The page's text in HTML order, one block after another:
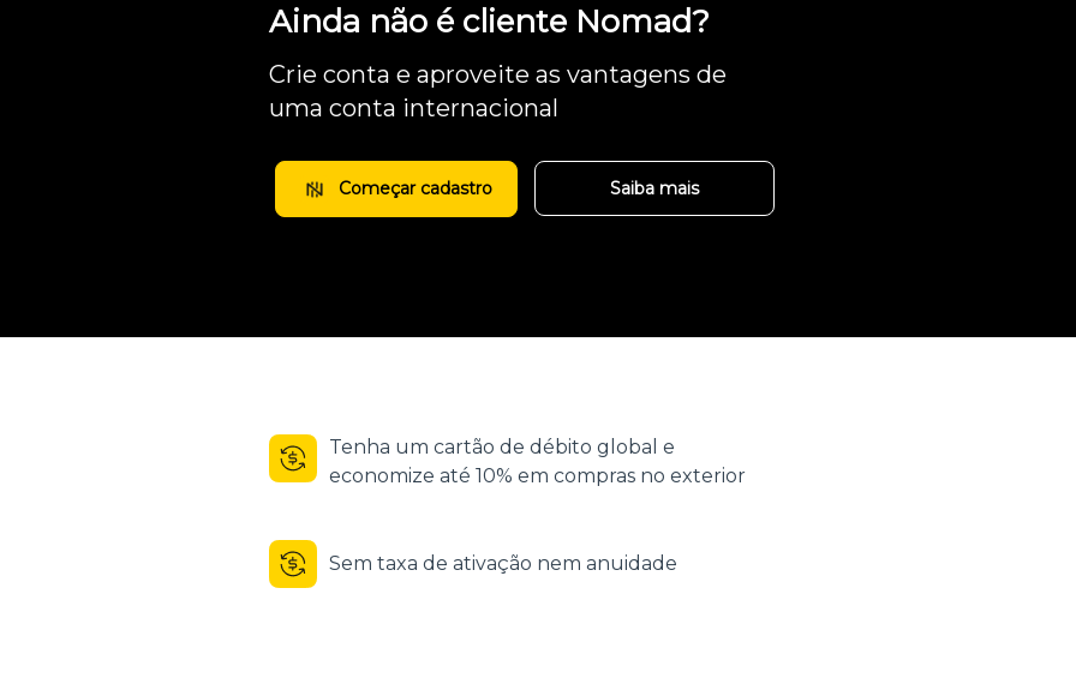
Ainda não é cliente Nomad?
Crie conta e aproveite as vantagens de
uma conta internacional
Começar cadastro Saiba mais
Tenha um cartão de débito global e
economize até 10% em compras no exterior
Sem taxa de ativação nem anuidade